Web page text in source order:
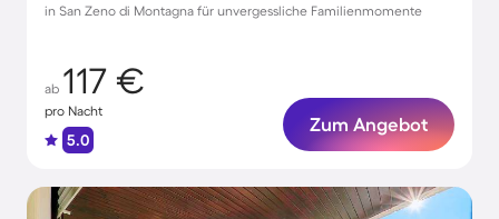
in San Zeno di Montagna für unvergessliche Familienmomente
ab 117 €
pro Nacht
5.0
Zum Angebot